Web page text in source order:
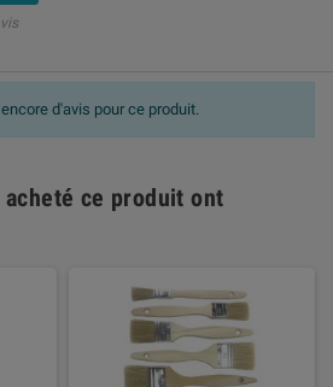
d'avis pour ce produit.
ce produit ont